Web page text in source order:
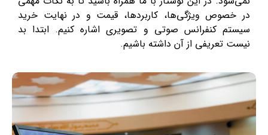
در خصوص ویژگی‌ها، کاربردها، قیمت و در نهایت خرید
سیستم کنفرانس صوتی و تصویری اشاره کنیم. ابتدا بد
نیست تعریفی از آن داشته باشیم.